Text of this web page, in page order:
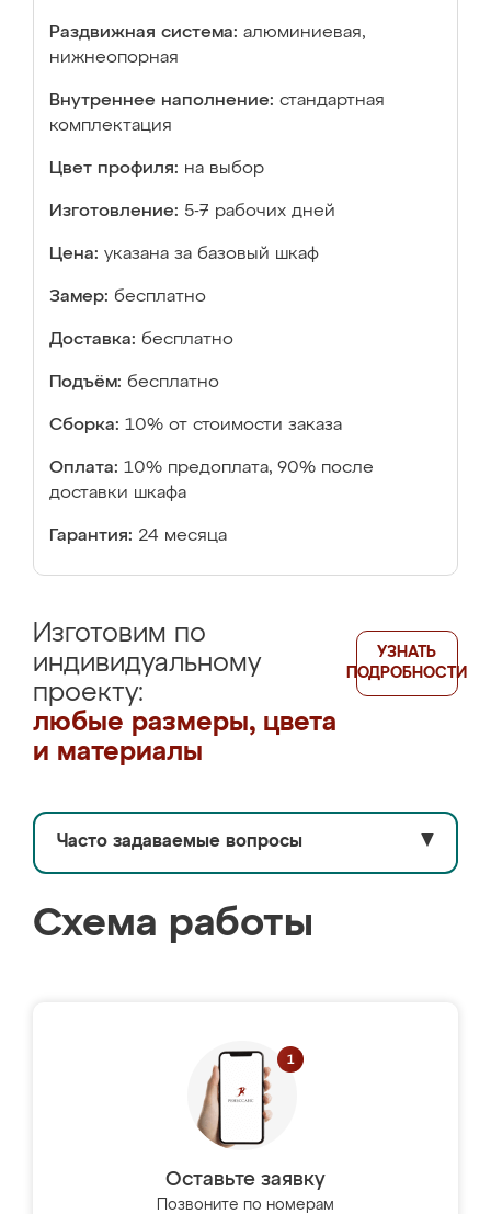
Раздвижная система: алюминиевая,
нижнеопорная
Внутреннее наполнение: стандартная
комплектация
Цвет профиля: на выбор
Изготовление: 5-7 рабочих дней
Цена: указана за базовый шкаф
Замер: бесплатно
Доставка: бесплатно
Подъём: бесплатно
Сборка: 10% от стоимости заказа
Оплата: 10% предоплата, 90% после
доставки шкафа
Гарантия: 24 месяца
Изготовим по
индивидуальному
проекту:
любые размеры, цвета
и материалы
УЗНАТЬ
ПОДРОБНОСТИ
Часто задаваемые вопросы ▼
Схема работы
Оставьте заявку
Позвоните по номерам